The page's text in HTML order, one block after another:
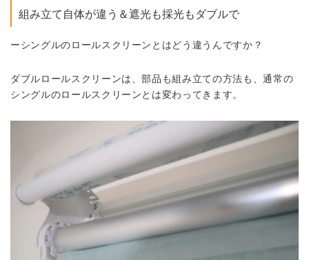
組み立て自体が違う＆遮光も採光もダブルで
ーシングルのロールスクリーンとはどう違うんですか？
ダブルロールスクリーンは、部品も組み立ての方法も、通常の
シングルのロールスクリーンとは変わってきます。